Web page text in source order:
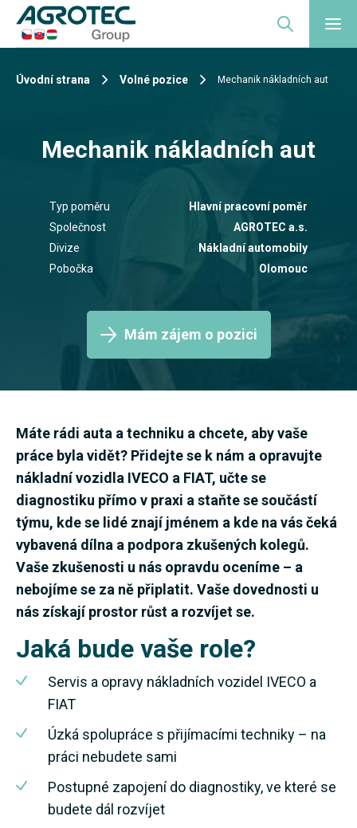
Úvodní strana Volné pozice Mechanik nákladních aut
Mechanik nákladních aut
Typ poměru
Hlavní pracovní poměr
Společnost
AGROTEC a.s.
Divize
Nákladní automobily
Pobočka
Olomouc
Mám zájem o pozici
Máte rádi auta a techniku a chcete, aby vaše
práce byla vidět? Přidejte se k nám a opravujte
nákladní vozidla IVECO a FIAT, učte se
diagnostiku přímo v praxi a staňte se součástí
týmu, kde se lidé znají jménem a kde na vás čeká
vybavená dílna a podpora zkušených kolegů.
Vaše zkušenosti u nás opravdu oceníme – a
nebojíme se za ně připlatit. Vaše dovednosti u
nás získají prostor růst a rozvíjet se.
Jaká bude vaše role?
Servis a opravy nákladních vozidel IVECO a
FIAT
Úzká spolupráce s přijímacími techniky – na
práci nebudete sami
Postupné zapojení do diagnostiky, ve které se
budete dál rozvíjet